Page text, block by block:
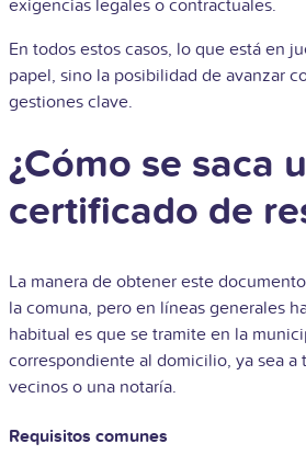
exigencias legales o contractuales.
En todos estos casos, lo que está en
papel, sino la posibilidad de avanzar
gestiones clave.
¿Cómo se saca
certificado de
La manera de obtener este
la comuna, pero en líneas generales
habitual es que se tramite en la
correspondiente al domicilio, ya sea a
vecinos o una notaría.
Requisitos comunes